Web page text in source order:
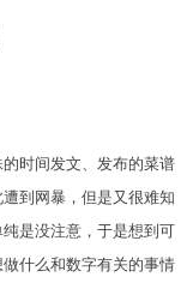
时间发文、发布的菜谱
到网暴，但是又很难知
是没注意，于是想到可
什么和数字有关的事情